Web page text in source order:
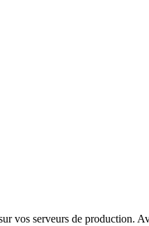
vos serveurs de production.